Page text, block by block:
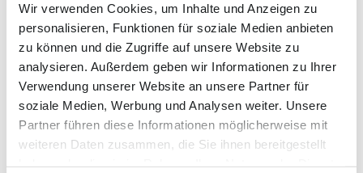
Wir verwenden Cookies, um Inhalte und Anzeigen zu
personalisieren, Funktionen für soziale Medien anbieten
zu können und die Zugriffe auf unsere Website zu
analysieren. Außerdem geben wir Informationen zu Ihrer
Verwendung unserer Website an unsere Partner für
soziale Medien, Werbung und Analysen weiter. Unsere
Partner führen diese Informationen möglicherweise mit
weiteren Daten zusammen, die Sie ihnen bereitgestellt